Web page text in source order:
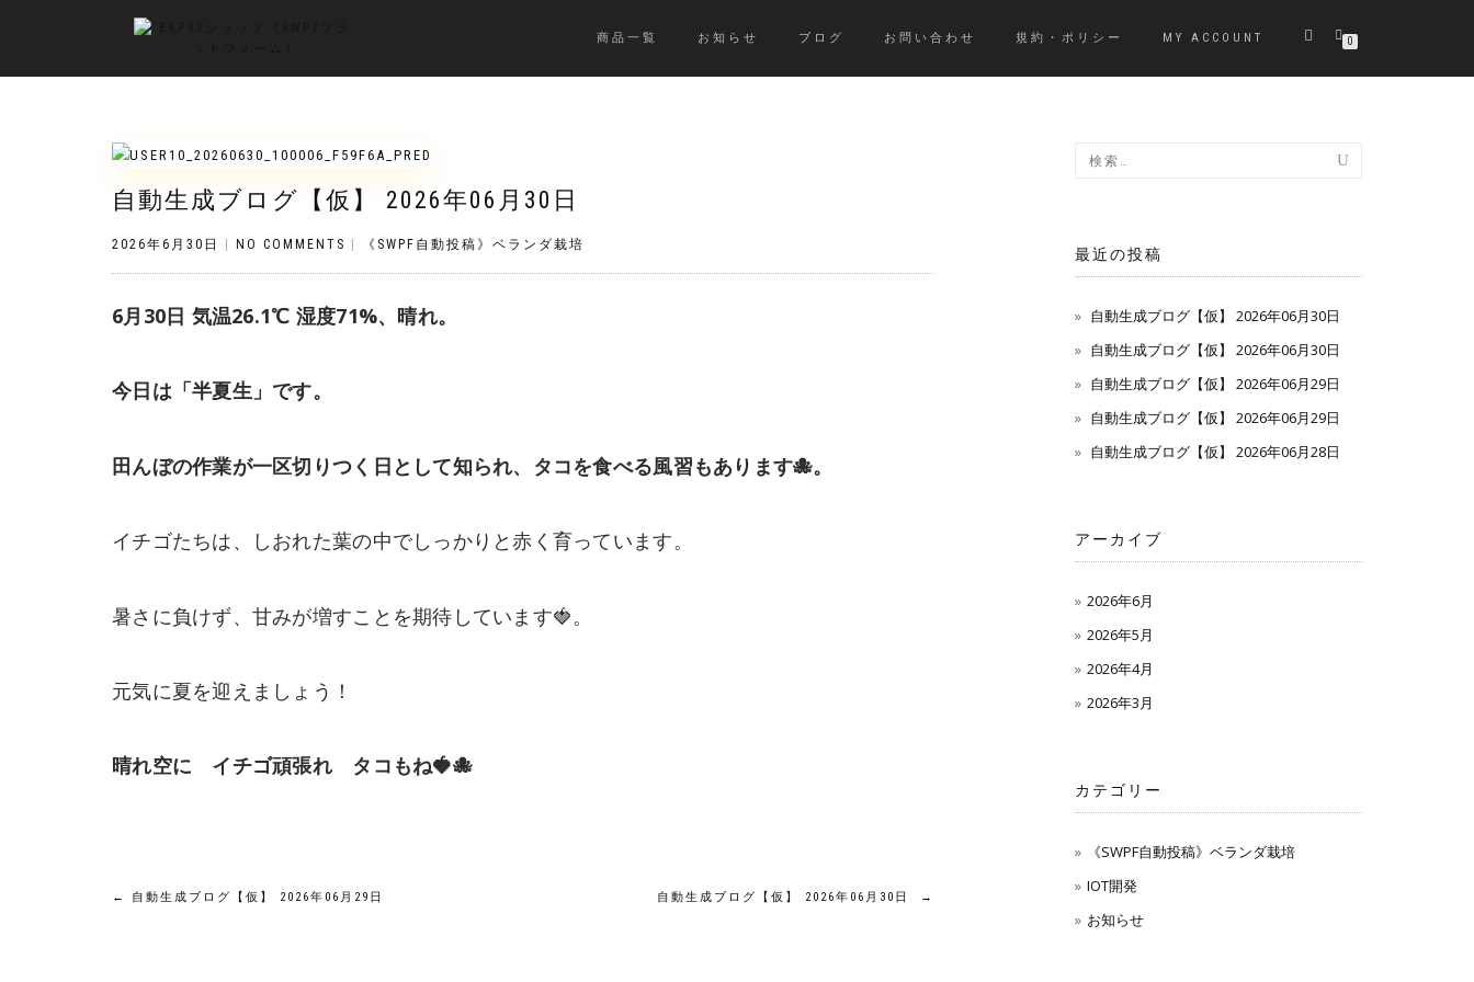
商品一覧 お知らせ ブログ お問い合わせ 規約・ポリシー MY ACCOUNT 0
自動生成ブログ【仮】 2026年06月30日
2026年6月30日 NO COMMENTS 《SWPF自動投稿》ベランダ栽培
6月30日 気温26.1℃ 湿度71%、晴れ。
今日は「半夏生」です。
田んぼの作業が一区切りつく日として知られ、タコを食べる風習もあります🐙。
イチゴたちは、しおれた葉の中でしっかりと赤く育っています。
暑さに負けず、甘みが増すことを期待しています🍓。
元気に夏を迎えましょう！
晴れ空に イチゴ頑張れ タコもね🍓🐙
投
← 自動生成ブログ【仮】 2026年06月29日 自動生成ブログ【仮】 2026年06月30日 →
最近の投稿
自動生成ブログ【仮】 2026年06月30日
自動生成ブログ【仮】 2026年06月30日
自動生成ブログ【仮】 2026年06月29日
自動生成ブログ【仮】 2026年06月29日
自動生成ブログ【仮】 2026年06月28日
アーカイブ
2026年6月
2026年5月
2026年4月
2026年3月
カテゴリー
《SWPF自動投稿》ベランダ栽培
IOT開発
お知らせ